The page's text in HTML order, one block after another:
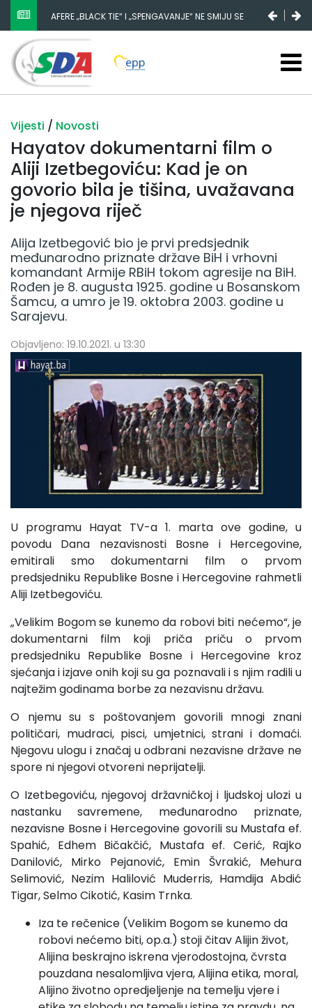
NESTANAK 780.000 EURA IZ IGMANA NE MOŽE BITI
SLUČAJNI PREVID, ODGOVORNOST MORAJU SNOSITI
VLADA FBIH I NJENI KADROVI
Vijesti / Novosti
Hayatov dokumentarni film o
Aliji Izetbegoviću: Kad je on
govorio bila je tišina, uvažavana
je njegova riječ
Alija Izetbegović bio je prvi predsjednik
međunarodno priznate države BiH i vrhovni
komandant Armije RBiH tokom agresije na BiH.
Rođen je 8. augusta 1925. godine u Bosanskom
Šamcu, a umro je 19. oktobra 2003. godine u
Sarajevu.
Objavljeno: 19.10.2021. u 13:30
U programu Hayat TV-a 1. marta ove godine, u
povodu Dana nezavisnosti Bosne i Hercegovine,
emitirali smo dokumentarni film o prvom
predsjedniku Republike Bosne i Hercegovine rahmetli
Aliji Izetbegoviću.
„Velikim Bogom se kunemo da robovi biti nećemo“, je
dokumentarni film koji priča priču o prvom
predsjedniku Republike Bosne i Hercegovine kroz
sjećanja i izjave onih koji su ga poznavali i s njim radili u
najtežim godinama borbe za nezavisnu državu.
O njemu su s poštovanjem govorili mnogi znani
političari, mudraci, pisci, umjetnici, strani i domaći.
Njegovu ulogu i značaj u odbrani nezavisne države ne
spore ni njegovi otvoreni neprijatelji.
O Izetbegoviću, njegovoj državničkoj i ljudskoj ulozi u
nastanku savremene, međunarodno priznate,
nezavisne Bosne i Hercegovine govorili su Mustafa ef.
Spahić, Edhem Bičakčić, Mustafa ef. Cerić, Rajko
Danilović, Mirko Pejanović, Emin Švrakić, Mehura
Selimović, Nezim Halilović Muderris, Hamdija Abdić
Tigar, Selmo Cikotić, Kasim Trnka.
Iza te rečenice (Velikim Bogom se kunemo da
robovi nećemo biti, op.a.) stoji čitav Alijin život,
Alijina beskrajno iskrena vjerodostojna, čvrsta
pouzdana nesalomljiva vjera, Alijina etika, moral,
Alijino životno opredjeljenje na temelju vjere i